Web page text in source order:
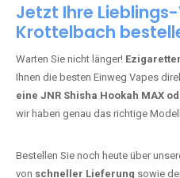
Jetzt Ihre
Krottelbach
Warten Sie nicht länger!
Ihnen die besten Einweg Vapes
eine JNR Shisha Hookah MAX
wir haben genau das richtige
Bestellen Sie noch heute über
von schneller Lieferung sowie